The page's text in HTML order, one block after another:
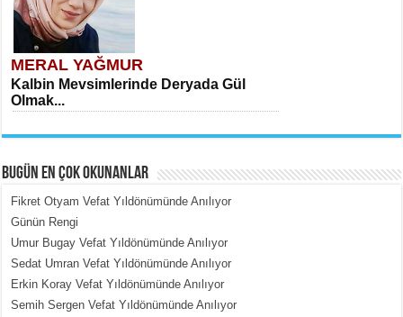
MERAL YAĞMUR
Kalbin Mevsimlerinde Deryada Gül
Olmak...
MEHMET ÇOBAN
İçerdeki Put Dışardaki Maskeler...
BUGÜN EN ÇOK OKUNANLAR
Fikret Otyam Vefat Yıldönümünde Anılıyor
Günün Rengi
Umur Bugay Vefat Yıldönümünde Anılıyor
Sedat Umran Vefat Yıldönümünde Anılıyor
Erkin Koray Vefat Yıldönümünde Anılıyor
Semih Sergen Vefat Yıldönümünde Anılıyor